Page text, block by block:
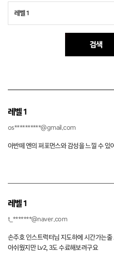
레벨 1
검색
레벨 1
os**********@gmail.com
아반떼 엔의 퍼포먼스와 감성을 느낄 수 있
레벨 1
t_*******@naver.com
손주호 인스트럭터님 지도하에 시간가는
아쉬웠지만 Lv2, 3도 수료해보려구요